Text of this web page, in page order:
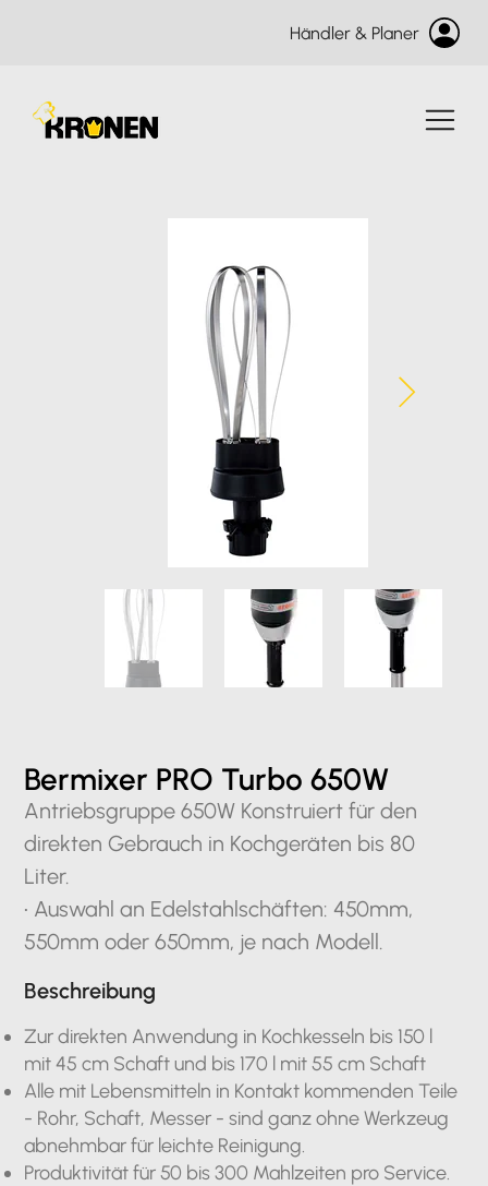
Händler & Planer
Bermixer PRO Turbo 650W
Antriebsgruppe 650W Konstruiert für den
direkten Gebrauch in Kochgeräten bis 80
Liter.
• Auswahl an Edelstahlschäften: 450mm,
550mm oder 650mm, je nach Modell.
Beschreibung
Zur direkten Anwendung in Kochkesseln bis 150 l
mit 45 cm Schaft und bis 170 l mit 55 cm Schaft
Alle mit Lebensmitteln in Kontakt kommenden Teile
- Rohr, Schaft, Messer - sind ganz ohne Werkzeug
abnehmbar für leichte Reinigung.
Produktivität für 50 bis 300 Mahlzeiten pro Service.